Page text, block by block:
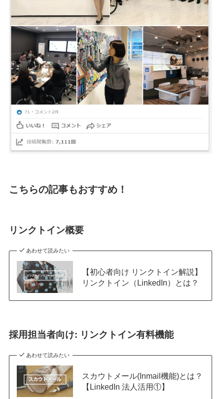
こちらの記事もおすすめ！
リンクトイン概要
あわせて読みたい
【初心者向け リンクトイン解説】
リンクトイン（LinkedIn）とは？
採用担当者向け: リンクトイン有料機能
あわせて読みたい
スカウトメール(Inmail機能)とは？
【LinkedIn 法人活用①】